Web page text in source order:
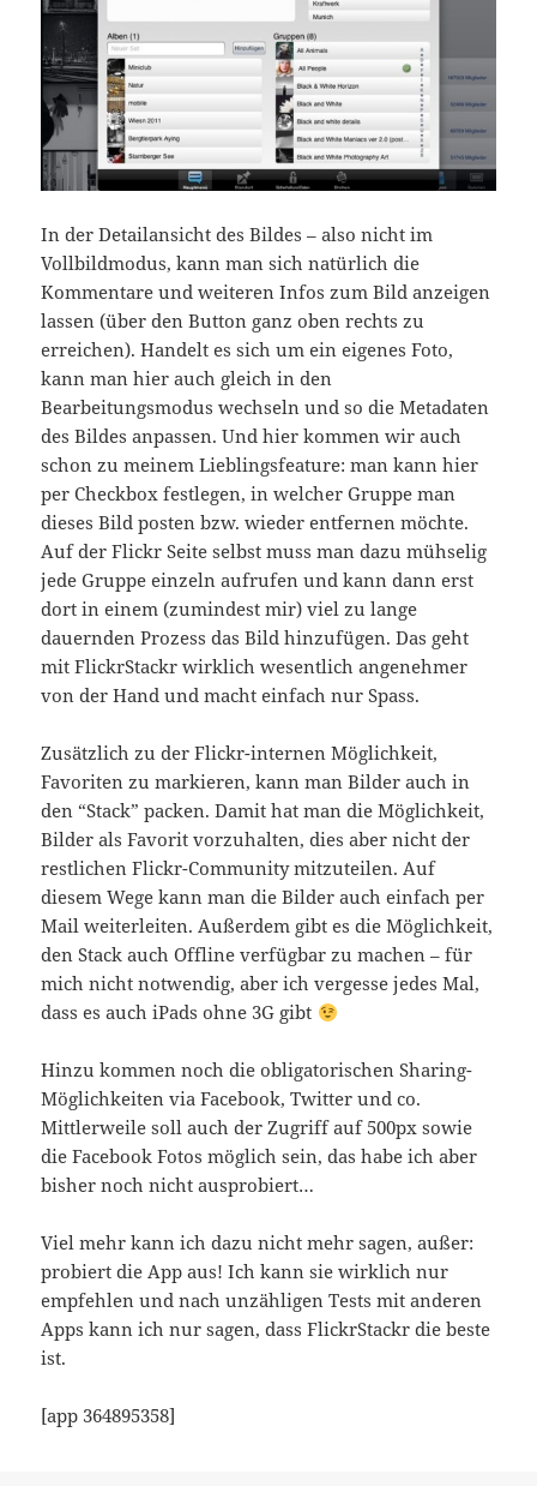
In der Detailansicht des Bildes – also nicht im
Vollbildmodus, kann man sich natürlich die
Kommentare und weiteren Infos zum Bild anzeigen
lassen (über den Button ganz oben rechts zu
erreichen). Handelt es sich um ein eigenes Foto,
kann man hier auch gleich in den
Bearbeitungsmodus wechseln und so die Metadaten
des Bildes anpassen. Und hier kommen wir auch
schon zu meinem Lieblingsfeature: man kann hier
per Checkbox festlegen, in welcher Gruppe man
dieses Bild posten bzw. wieder entfernen möchte.
Auf der Flickr Seite selbst muss man dazu mühselig
jede Gruppe einzeln aufrufen und kann dann erst
dort in einem (zumindest mir) viel zu lange
dauernden Prozess das Bild hinzufügen. Das geht
mit FlickrStackr wirklich wesentlich angenehmer
von der Hand und macht einfach nur Spass.
Zusätzlich zu der Flickr-internen Möglichkeit,
Favoriten zu markieren, kann man Bilder auch in
den “Stack” packen. Damit hat man die Möglichkeit,
Bilder als Favorit vorzuhalten, dies aber nicht der
restlichen Flickr-Community mitzuteilen. Auf
diesem Wege kann man die Bilder auch einfach per
Mail weiterleiten. Außerdem gibt es die Möglichkeit,
den Stack auch Offline verfügbar zu machen – für
mich nicht notwendig, aber ich vergesse jedes Mal,
dass es auch iPads ohne 3G gibt
Hinzu kommen noch die obligatorischen Sharing-
Möglichkeiten via Facebook, Twitter und co.
Mittlerweile soll auch der Zugriff auf 500px sowie
die Facebook Fotos möglich sein, das habe ich aber
bisher noch nicht ausprobiert…
Viel mehr kann ich dazu nicht mehr sagen, außer:
probiert die App aus! Ich kann sie wirklich nur
empfehlen und nach unzähligen Tests mit anderen
Apps kann ich nur sagen, dass FlickrStackr die beste
ist.
[app 364895358]